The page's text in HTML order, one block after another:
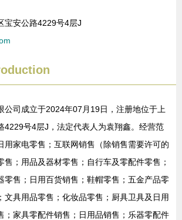
宝安公路4229号4层J
公司成立于2024年07月19日，注册地位于上
4229号4层J，法定代表人为袁翔鑫。经营范
用家电零售；互联网销售（除销售需要许可的
售；用品及器材零售；自行车及零配件零售；
零售；日用百货销售；鞋帽零售；五金产品零
文具用品零售；化妆品零售；厨具卫具及日用
；家具零配件销售；日用品销售；乐器零配件